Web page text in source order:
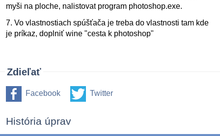
myši na ploche, nalistovat program photoshop.exe.
7. Vo vlastnostiach spúšťača je treba do vlastnosti tam kde
je príkaz, doplniť wine "cesta k photoshop"
Zdieľať
Facebook Twitter
História úprav